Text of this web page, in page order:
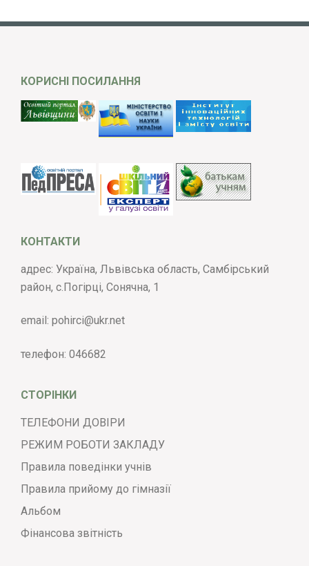
КОРИСНІ ПОСИЛАННЯ
КОНТАКТИ
адрес: Україна, Львівська область, Самбірський
район, с.Погірці, Сонячна, 1
email: pohirci@ukr.net
телефон: 046682
СТОРІНКИ
ТЕЛЕФОНИ ДОВІРИ
РЕЖИМ РОБОТИ ЗАКЛАДУ
Правила поведінки учнів
Правила прийому до гімназії
Альбом
Фінансова звітність